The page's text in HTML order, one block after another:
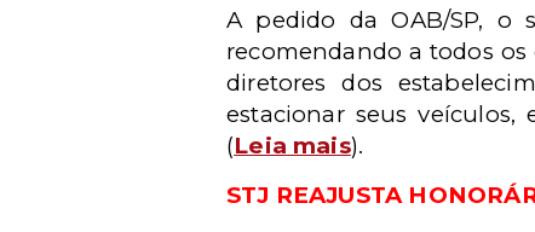
A pedido da OAB/SP, o
recomendando a todos
diretores dos
estacionar seus veículos,
(Leia mais).
STJ REAJUSTA